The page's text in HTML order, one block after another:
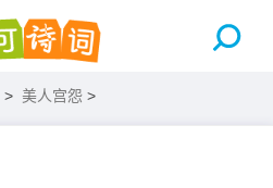
> 美人宫怨 >